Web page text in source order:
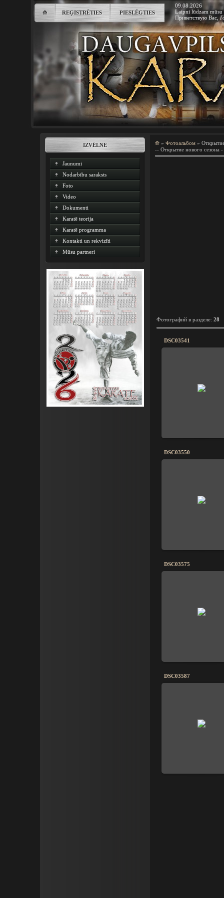
⟰ REĢISTRĒTIES PIESLĒGTIES
09.08.2026
Laipni lūdzam mūsu
Приветствую Вас ,
IZVĒLNE
Jaunumi
Nodarbību saraksts
Foto
Video
Dokumenti
Karatē teorija
Karatē programma
Kontakti un rekvizīti
Mūsu partneri
⟰ » Фотоальбом »
-- Открытие нового сезона
Фотографий в разделе: 28
DSC03541
DSC03550
DSC03575
DSC03587